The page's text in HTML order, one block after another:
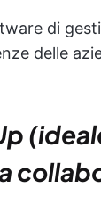
di
delle